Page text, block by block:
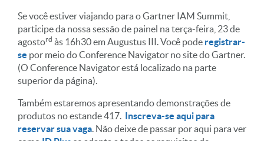
Se você estiver viajando para o Gartner IAM Summit,
participe da nossa sessão de painel na terça-feira, 23 de
agostord às 16h30 em Augustus III. Você pode registrar-
se por meio do Conference Navigator no site do Gartner.
(O Conference Navigator está localizado na parte
superior da página).
Também estaremos apresentando demonstrações de
produtos no estande 417. Inscreva-se aqui para
reservar sua vaga . Não deixe de passar por aqui para ver